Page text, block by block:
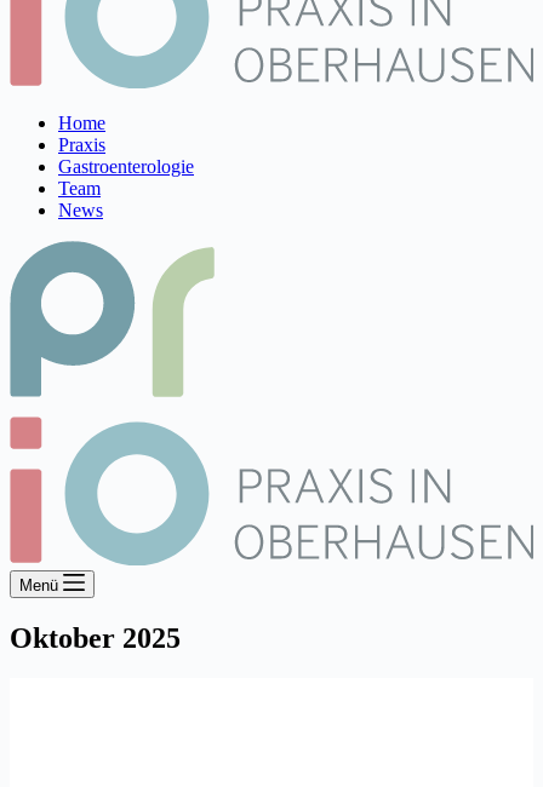
Home
Praxis
Gastroenterologie
Team
News
Menü
Oktober 2025